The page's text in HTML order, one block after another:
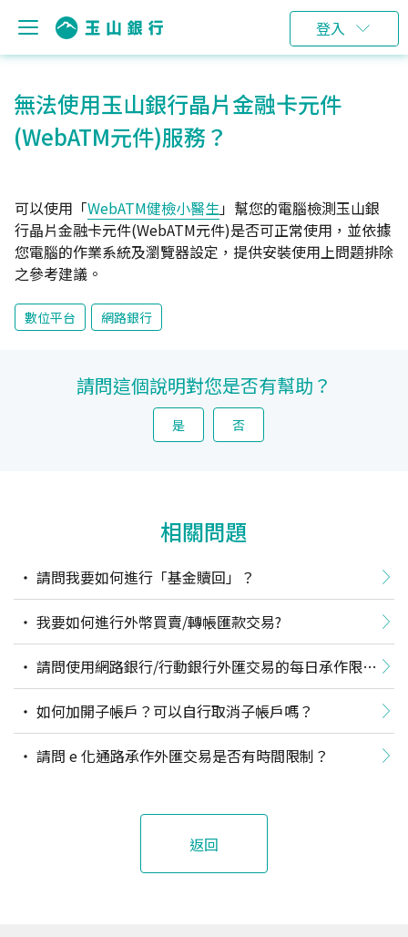
登入
無法使用玉山銀行晶片金融卡元件
(WebATM元件)服務？
可以使用「WebATM健檢小醫生」幫您的電腦檢測玉山銀
行晶片金融卡元件(WebATM元件)是否可正常使用，並依據
您電腦的作業系統及瀏覽器設定，提供安裝使用上問題排除
之參考建議。
數位平台 網路銀行
請問這個說明對您是否有幫助？
是 否
相關問題
請問我要如何進行「基金贖回」？
我要如何進行外幣買賣/轉帳匯款交易?
為？如何加開子帳戶？可以自行取消子帳戶嗎？
請問 e 化通路承作外匯交易是否有時間限制？
返回